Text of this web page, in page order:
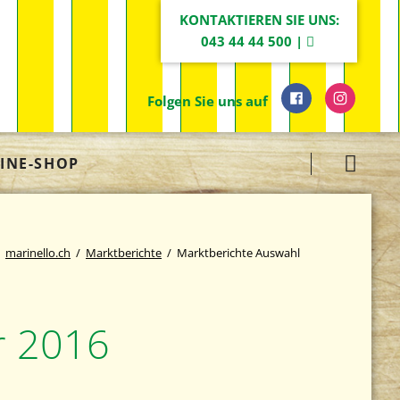
KONTAKTIEREN SIE UNS:
043 44 44 500 |
Folgen Sie uns auf
Navigation
überspringen
SHOP
marinello.ch Marktberichte Marktberichte Auswahl
2016